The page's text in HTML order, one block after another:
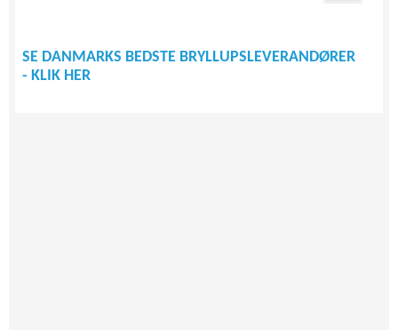
SE DANMARKS BEDSTE BRYLLUPSLEVERANDØRER
- KLIK HER